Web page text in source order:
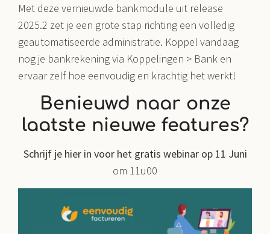
Met deze vernieuwde bankmodule uit release
2025.2 zet je een grote stap richting een volledig
geautomatiseerde administratie. Koppel vandaag
nog je bankrekening via Koppelingen > Bank en
ervaar zelf hoe eenvoudig en krachtig het werkt!
Benieuwd naar onze
laatste nieuwe features?
Schrijf je hier in voor het gratis webinar op 11 Juni
om 11u00